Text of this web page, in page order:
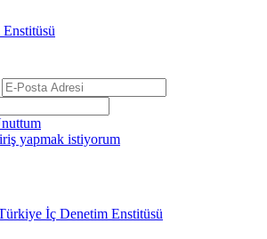
yapmak istiyorum